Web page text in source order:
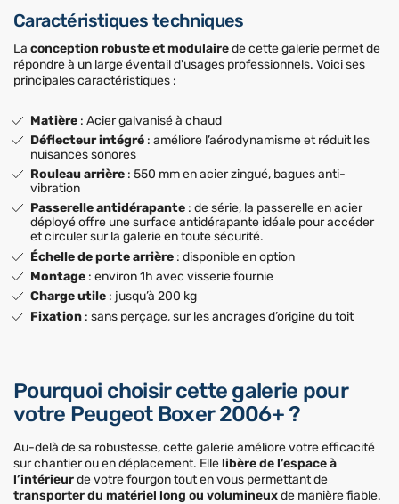
Caractéristiques techniques
La conception robuste et modulairede cette galerie permet de
répondre à un large éventail d'usages professionnels. Voici ses
principales caractéristiques :
Matière : Acier galvanisé à chaud
Déflecteur intégré : améliore l’aérodynamisme et réduit les
nuisances sonores
Rouleau arrière : 550 mm en acier zingué, bagues anti-
vibration
Passerelle antidérapante : de série, la passerelle en acier
déployé offre une surface antidérapante idéale pour accéder
et circuler sur la galerie en toute sécurité.
Échelle de porte arrière : disponible en option
Montage : environ 1h avec visserie fournie
Charge utile : jusqu’à 200 kg
Fixation : sans perçage, sur les ancrages d’origine du toit
Pourquoi choisir cette galerie pour
votre Peugeot Boxer 2006+ ?
Au-delà de sa robustesse, cette galerie améliore votre efficacité
sur chantier ou en déplacement. Ellelibère de l’espace à
l’intérieurde votre fourgon tout en vous permettant de
transporter du matériel long ou volumineuxde manière fiable.